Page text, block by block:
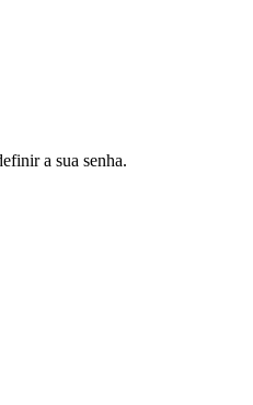
a sua senha.